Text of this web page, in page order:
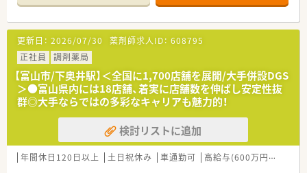
【店舗情報と応需状況について】
■富山市に位置しており最寄り駅から車で10分ほどで通勤でき
るため、近隣にお住まいの方にとって通いやすい立地です。
■隣接するクリニックから内科や外科や整形外科などの処方箋
を応需し、専門的な知識をしっかり身につけられる環境です。
■外来での調剤業務に加えて居宅や施設への在宅業務にも幅広
く対応しており、地域医療に深く貢献できるやりがいがありま
す。
【法人特徴について】
■周辺地域に複数の店舗を展開して成長を続けており、健康に関
するあらゆる相談ができる地域密着型の店舗展開を行っていま
す。
更新日： 2026/07/30 薬剤師求人ID： 608795
正社員
調剤薬局
【富山市/下奥井駅】＜全国に1,700店舗を展開/大手併設DGS
＞●富山県内には18店舗、着実に店舗数を伸ばし安定性抜
群◎大手ならではの多彩なキャリアも魅力的！
検討リストに追加
年間休日120日以上 土日祝休み 車通勤可 高給与(600万円以上)